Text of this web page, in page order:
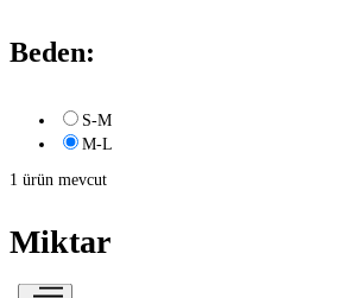
Beden:
S-M
M-L
1 ürün mevcut
Miktar